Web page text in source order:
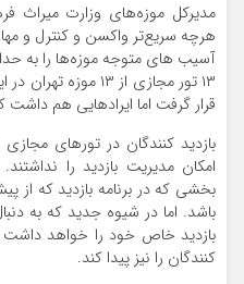
مدیرکل موزه‌های وزارت میراث
هرچه سریع‌تر واکسن و کنترل و
آسیب های متوجه موزه‌ها را به
۱۳ تور مجازی از ۱۳
قرار گرفت اما ایرادهایی هم
بازدید کنندگان در تورهای
امکان مدیریت بازدید را
بخشی که در برنامه بازدید که از
باشد. اما در شیوه جدید که به
بازدید خاص خود را خواهد داشت
کنندگان را نیز پیدا کند.